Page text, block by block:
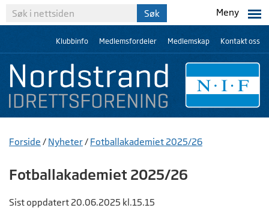
Meny
Klubbinfo Medlemsfordeler Medlemskap Kontakt oss
Forside / Nyheter/ Fotballakademiet 2025/26
Fotballakademiet 2025/26
Sist oppdatert 20.06.2025 kl.15.15